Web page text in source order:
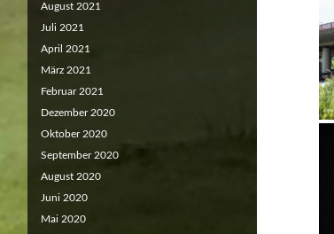
August 2021
Juli 2021
April 2021
März 2021
Februar 2021
Dezember 2020
Oktober 2020
September 2020
August 2020
Juni 2020
Mai 2020